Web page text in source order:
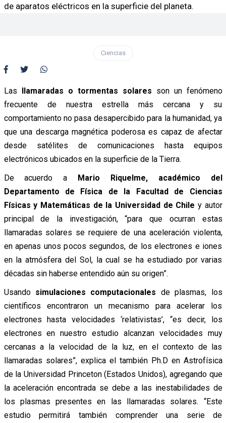
de aparatos eléctricos en la superficie del planeta.
Ciencias
Las llamaradas o tormentas solares son un fenómeno
frecuente de nuestra estrella más cercana y su
comportamiento no pasa desapercibido para la humanidad, ya
que una descarga magnética poderosa es capaz de afectar
desde satélites de comunicaciones hasta equipos
electrónicos ubicados en la superficie de la Tierra.
De acuerdo a Mario Riquelme, académico del
Departamento de Física de la Facultad de Ciencias
Físicas y Matemáticas de la Universidad de Chile y autor
principal de la investigación, “para que ocurran estas
llamaradas solares se requiere de una aceleración violenta,
en apenas unos pocos segundos, de los electrones e iones
en la atmósfera del Sol, la cual se ha estudiado por varias
décadas sin haberse entendido aún su origen”.
Usando simulaciones computacionales de plasmas, los
científicos encontraron un mecanismo para acelerar los
electrones hasta velocidades ‘relativistas’, “es decir, los
electrones en nuestro estudio alcanzan velocidades muy
cercanas a la velocidad de la luz, en el contexto de las
llamaradas solares”, explica el también Ph.D en Astrofísica
de la Universidad Princeton (Estados Unidos), agregando que
la aceleración encontrada se debe a las inestabilidades de
los plasmas presentes en las llamaradas solares. “Este
estudio permitirá también comprender una serie de